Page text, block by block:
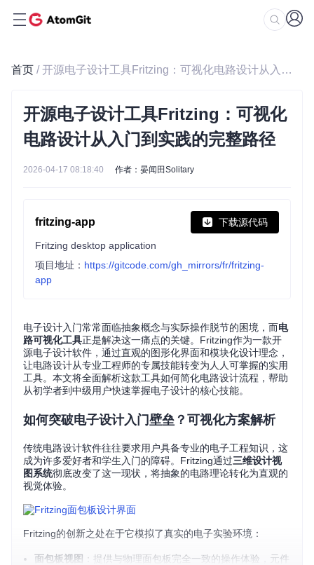
首页 / 开源电子设计工具Fritzing：可视化电路设计从入门到实践的完整路径
开源电子设计工具Fritzing：可视化
电路设计从入门到实践的完整路径
2026-04-17 08:18:40 作者：晏闻田Solitary
fritzing-app 下载源代码
Fritzing desktop application
项目地址： https://gitcode.com/gh_mirrors/fr/fritzing-
app
电子设计入门常常面临抽象概念与实际操作脱节的困境，而电
路可视化工具正是解决这一痛点的关键。Fritzing作为一款开
源电子设计软件，通过直观的图形化界面和模块化设计理念，
让电路设计从专业工程师的专属技能转变为人人可掌握的实用
工具。本文将全面解析这款工具如何简化电路设计流程，帮助
从初学者到中级用户快速掌握电子设计的核心技能。
如何突破电子设计入门壁垒？可视化方案解析
传统电路设计软件往往要求用户具备专业的电子工程知识，这
成为许多爱好者和学生入门的障碍。Fritzing通过三维设计视
图系统彻底改变了这一现状，将抽象的电路理论转化为直观的
视觉体验。
Fritzing的创新之处在于它模拟了真实的电子实验环境：
面包板视图 ：提供与物理面包板完全一致的操作体验，元件